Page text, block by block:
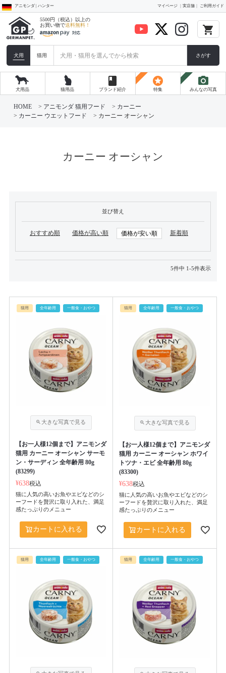
アニモンダ | ハンター マイページ 実店舗 ご利用ガイド
5500円（税込）以上の
お買い物で送料無料！ local_grocery_store
犬用 猫用 さがす
犬用品 猫用品
book
ブランド紹介
stars
特集
photo_camera
みんなの写真
HOME アニモンダ 猫用フード
カーニー
カーニー ウエットフード
カーニー オーシャン
カーニー オーシャン
並び替え
おすすめ順 価格が高い順 価格が安い順 新着順
5件中 1-5件表示
猫用 全年齢用 一般食・おやつ
【お一人様12個まで】アニモンダ
猫用 カーニー オーシャン サーモ
ン・サーディン 全年齢用 80g
(83299)
¥638税込
猫に人気の高いお魚やエビなどのシ
ーフードを贅沢に取り入れた、満足
感たっぷりのメニュー
カートに入れる
猫用 全年齢用 一般食・おやつ
【お一人様12個まで】アニモンダ
猫用 カーニー オーシャン ホワイ
トツナ・エビ 全年齢用 80g
(83300)
¥638税込
猫に人気の高いお魚やエビなどのシ
ーフードを贅沢に取り入れた、満足
感たっぷりのメニュー
カートに入れる
猫用 全年齢用 一般食・おやつ 猫用 全年齢用 一般食・おやつ